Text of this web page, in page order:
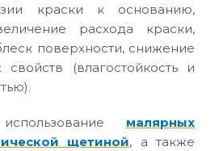
краски к основанию,
расхода краски,
поверхности, снижение
свойств (влагостойкость и
малярных
щетиной, а также